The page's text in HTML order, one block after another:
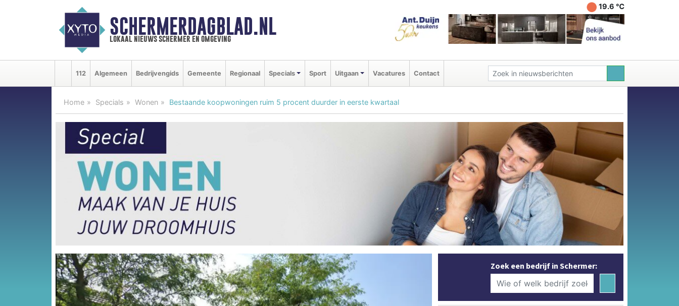
SCHERMERDAGBLAD.NL
lokaal nieuws schermer en omgeving
19.6 ℃
112 Algemeen Bedrijvengids Gemeente Regionaal Specials Sport Uitgaan Vacatures Contact
Home Specials Wonen Bestaande koopwoningen ruim 5 procent duurder in eerste kwartaal
Zoek een bedrijf in Schermer: